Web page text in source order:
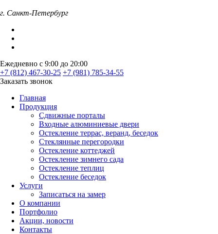
г. Санкт-Петербург
Ежедневно с 9:00 до 20:00
+7 (812) 467-30-25 +7 (981) 785-34-55
Заказать звонок
Главная
Продукция
Сдвижные порталы
Входные алюминиевые двери
Остекление террас, веранд, беседок
Стеклянные перегородки
Остекление коттеджей
Остекление зимнего сада
Остекление теплиц
Остекление беседок
Услуги
Записаться на замер
О компании
Портфолио
Акции, новости
Контакты